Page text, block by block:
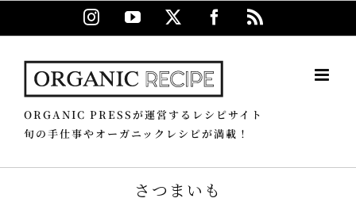
Instagram
YouTube Facebook
ORGANIC PRESSが運営するレシピサイト
旬の手仕事やオーガニックレシピが満載！
さつまいも